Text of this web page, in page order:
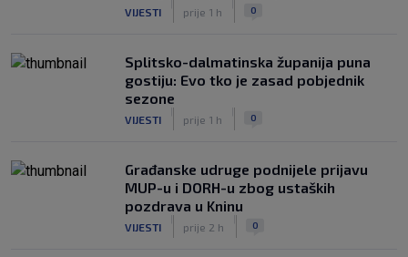
VIJESTI prije 1 h 0
Splitsko-dalmatinska županija puna
gostiju: Evo tko je zasad pobjednik
sezone
VIJESTI prije 1 h 0
Građanske udruge podnijele prijavu
MUP-u i DORH-u zbog ustaških
pozdrava u Kninu
VIJESTI prije 2 h 0